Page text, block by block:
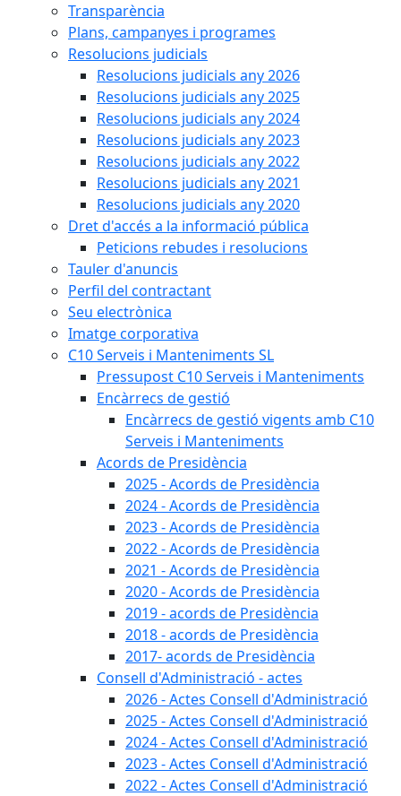
Transparència
Plans, campanyes i programes
Resolucions judicials
Resolucions judicials any 2026
Resolucions judicials any 2025
Resolucions judicials any 2024
Resolucions judicials any 2023
Resolucions judicials any 2022
Resolucions judicials any 2021
Resolucions judicials any 2020
Dret d'accés a la informació pública
Peticions rebudes i resolucions
Tauler d'anuncis
Perfil del contractant
Seu electrònica
Imatge corporativa
C10 Serveis i Manteniments SL
Pressupost C10 Serveis i Manteniments
Encàrrecs de gestió
Encàrrecs de gestió vigents amb C10
Serveis i Manteniments
Acords de Presidència
2025 - Acords de Presidència
2024 - Acords de Presidència
2023 - Acords de Presidència
2022 - Acords de Presidència
2021 - Acords de Presidència
2020 - Acords de Presidència
2019 - acords de Presidència
2018 - acords de Presidència
2017- acords de Presidència
Consell d'Administració - actes
2026 - Actes Consell d'Administració
2025 - Actes Consell d'Administració
2024 - Actes Consell d'Administració
2023 - Actes Consell d'Administració
2022 - Actes Consell d'Administració